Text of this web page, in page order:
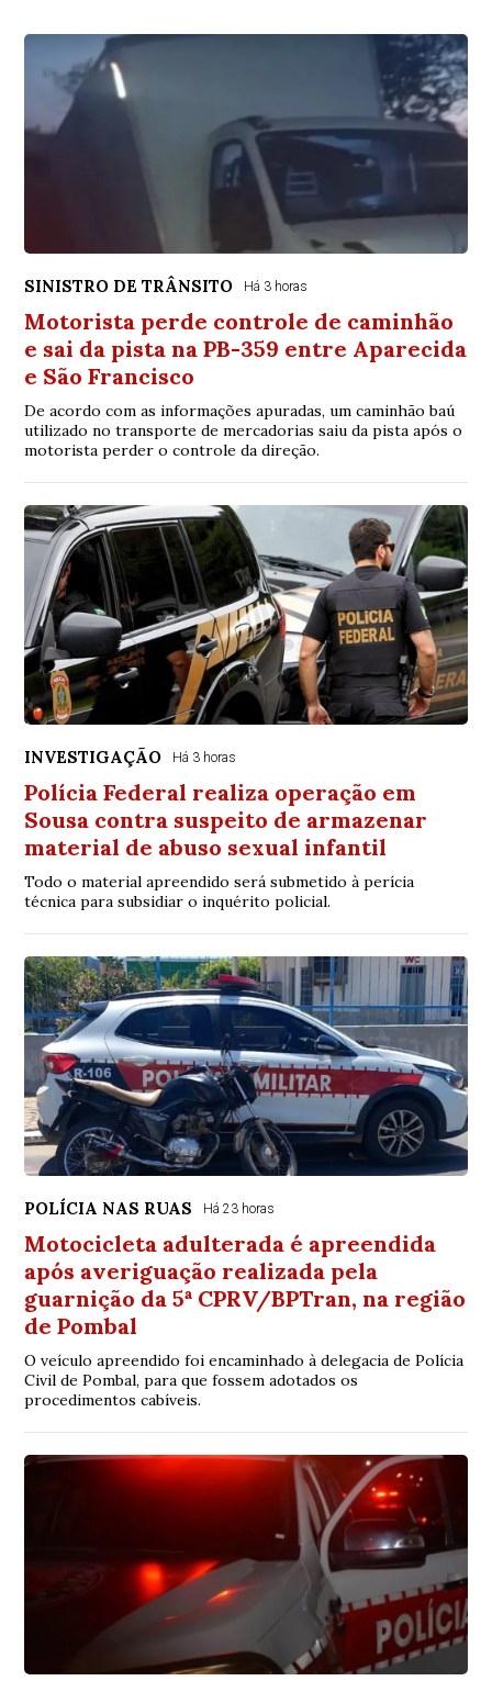
SINISTRO DE TRÂNSITO Há 3 horas
Motorista perde controle de caminhão
e sai da pista na PB-359 entre Aparecida
e São Francisco
De acordo com as informações apuradas, um caminhão baú
utilizado no transporte de mercadorias saiu da pista após o
motorista perder o controle da direção.
INVESTIGAÇÃO Há 3 horas
Polícia Federal realiza operação em
Sousa contra suspeito de armazenar
material de abuso sexual infantil
Todo o material apreendido será submetido à perícia
técnica para subsidiar o inquérito policial.
POLÍCIA NAS RUAS Há 23 horas
Motocicleta adulterada é apreendida
após averiguação realizada pela
guarnição da 5ª CPRV/BPTran, na região
de Pombal
O veículo apreendido foi encaminhado à delegacia de Polícia
Civil de Pombal, para que fossem adotados os
procedimentos cabíveis.